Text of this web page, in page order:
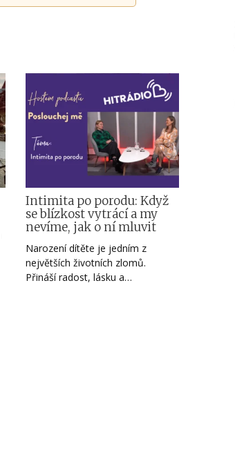
Intimita po porodu: Když
se blízkost vytrácí a my
nevíme, jak o ní mluvit
Narození dítěte je jedním z
největších životních zlomů.
Přináší radost, lásku a…